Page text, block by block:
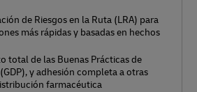
de Riesgos en la Ruta (LRA) para
más rápidas y basadas en hechos
total de las Buenas Prácticas de
y adhesión completa a otras
farmacéutica